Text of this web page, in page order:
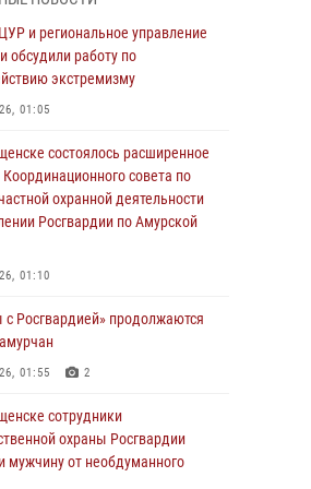
рублей выплачено
оружие сданное на возмездной
02:00
строевых подразделений
охраны Росгвардии
в период с 20 по 26 июля
06:28
вневедомственной охраны
07:49
на службу в подразделения
Управления Росгвардии
00:00
и региональное управление
обсудили работу по
экстремизму
01:05
состоялось расширенное
совета по
охранной деятельности
Росгвардии по Амурской
01:10
с Росгвардией» продолжаются
01:55 2
сотрудники
охраны Росгвардии
мужчину от необдуманного